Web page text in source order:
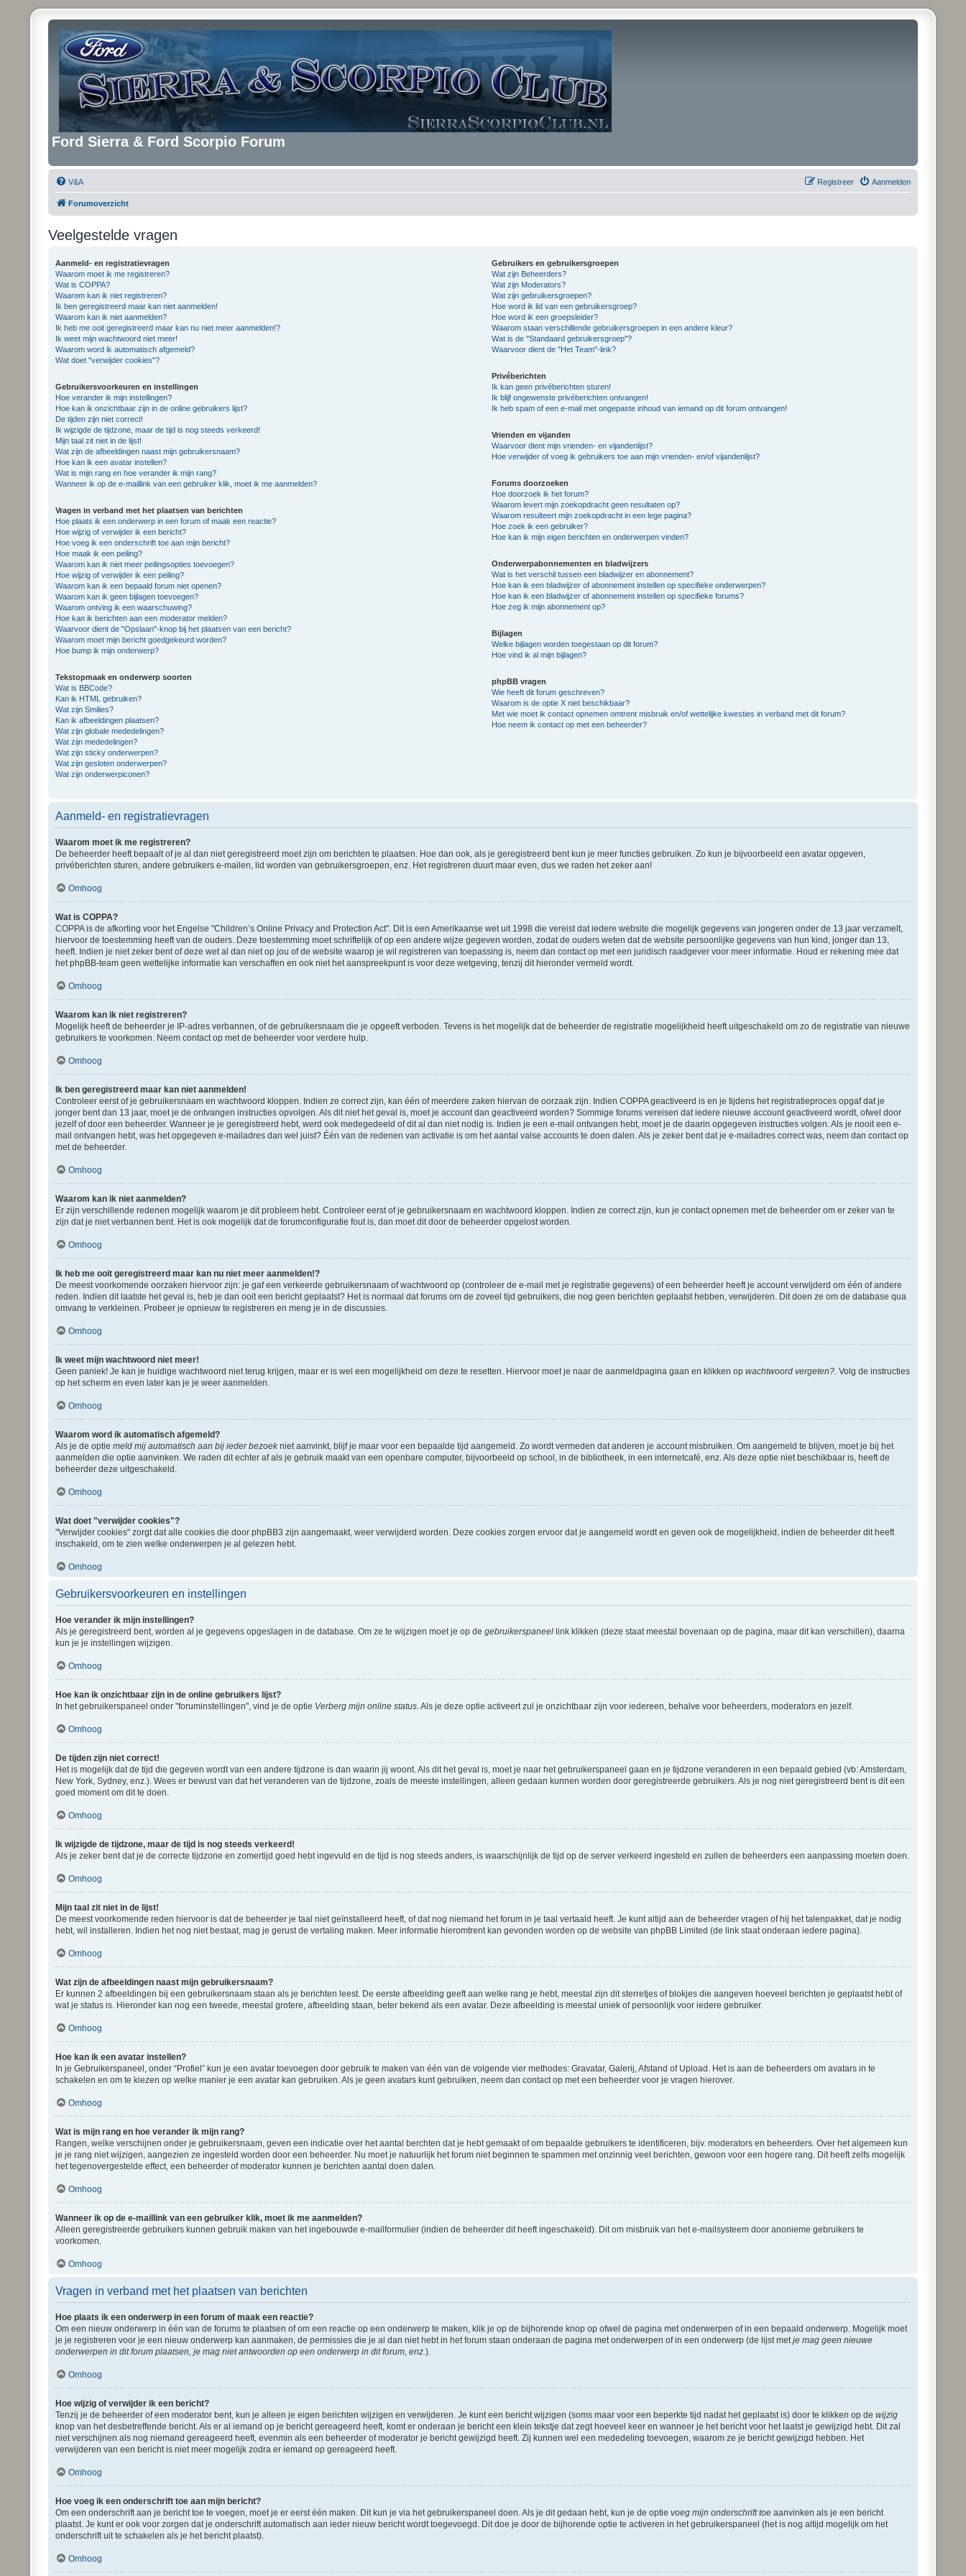
Ford Sierra & Ford Scorpio Forum
V&A Aanmelden
Registreer
Forumoverzicht
Veelgestelde vragen
Aanmeld- en registratievragen
Waarom moet ik me registreren?
Wat is COPPA?
Waarom kan ik niet registreren?
Ik ben geregistreerd maar kan niet aanmelden!
Waarom kan ik niet aanmelden?
Ik heb me ooit geregistreerd maar kan nu niet meer aanmelden!?
Ik weet mijn wachtwoord niet meer!
Waarom word ik automatisch afgemeld?
Wat doet "verwijder cookies"?
Gebruikersvoorkeuren en instellingen
Hoe verander ik mijn instellingen?
Hoe kan ik onzichtbaar zijn in de online gebruikers lijst?
De tijden zijn niet correct!
Ik wijzigde de tijdzone, maar de tijd is nog steeds verkeerd!
Mijn taal zit niet in de lijst!
Wat zijn de afbeeldingen naast mijn gebruikersnaam?
Hoe kan ik een avatar instellen?
Wat is mijn rang en hoe verander ik mijn rang?
Wanneer ik op de e-maillink van een gebruiker klik, moet ik me aanmelden?
Vragen in verband met het plaatsen van berichten
Hoe plaats ik een onderwerp in een forum of maak een reactie?
Hoe wijzig of verwijder ik een bericht?
Hoe voeg ik een onderschrift toe aan mijn bericht?
Hoe maak ik een peiling?
Waarom kan ik niet meer peilingsopties toevoegen?
Hoe wijzig of verwijder ik een peiling?
Waarom kan ik een bepaald forum niet openen?
Waarom kan ik geen bijlagen toevoegen?
Waarom ontving ik een waarschuwing?
Hoe kan ik berichten aan een moderator melden?
Waarvoor dient de "Opslaan"-knop bij het plaatsen van een bericht?
Waarom moet mijn bericht goedgekeurd worden?
Hoe bump ik mijn onderwerp?
Tekstopmaak en onderwerp soorten
Wat is BBCode?
Kan ik HTML gebruiken?
Wat zijn Smilies?
Kan ik afbeeldingen plaatsen?
Wat zijn globale mededelingen?
Wat zijn mededelingen?
Wat zijn sticky onderwerpen?
Wat zijn gesloten onderwerpen?
Wat zijn onderwerpiconen?
Gebruikers en gebruikersgroepen
Wat zijn Beheerders?
Wat zijn Moderators?
Wat zijn gebruikersgroepen?
Hoe word ik lid van een gebruikersgroep?
Hoe word ik een groepsleider?
Waarom staan verschillende gebruikersgroepen in een andere kleur?
Wat is de "Standaard gebruikersgroep"?
Waarvoor dient de "Het Team"-link?
Privéberichten
Ik kan geen privéberichten sturen!
Ik blijf ongewenste privéberichten ontvangen!
Ik heb spam of een e-mail met ongepaste inhoud van iemand op dit forum ontvangen!
Vrienden en vijanden
Waarvoor dient mijn vrienden- en vijandenlijst?
Hoe verwijder of voeg ik gebruikers toe aan mijn vrienden- en/of vijandenlijst?
Forums doorzoeken
Hoe doorzoek ik het forum?
Waarom levert mijn zoekopdracht geen resultaten op?
Waarom resulteert mijn zoekopdracht in een lege pagina?
Hoe zoek ik een gebruiker?
Hoe kan ik mijn eigen berichten en onderwerpen vinden?
Onderwerpabonnementen en bladwijzers
Wat is het verschil tussen een bladwijzer en abonnement?
Hoe kan ik een bladwijzer of abonnement instellen op specifieke onderwerpen?
Hoe kan ik een bladwijzer of abonnement instellen op specifieke forums?
Hoe zeg ik mijn abonnement op?
Bijlagen
Welke bijlagen worden toegestaan op dit forum?
Hoe vind ik al mijn bijlagen?
phpBB vragen
Wie heeft dit forum geschreven?
Waarom is de optie X niet beschikbaar?
Met wie moet ik contact opnemen omtrent misbruik en/of wettelijke kwesties in verband met dit forum?
Hoe neem ik contact op met een beheerder?
Aanmeld- en registratievragen
Waarom moet ik me registreren?
De beheerder heeft bepaalt of je al dan niet geregistreerd moet zijn om berichten te plaatsen. Hoe dan ook, als je geregistreerd bent kun je meer functies gebruiken. Zo kun je bijvoorbeeld een avatar opgeven,
privéberichten sturen, andere gebruikers e-mailen, lid worden van gebruikersgroepen, enz. Het registreren duurt maar even, dus we raden het zeker aan!
Omhoog
Wat is COPPA?
COPPA is de afkorting voor het Engelse "Children’s Online Privacy and Protection Act". Dit is een Amerikaanse wet uit 1998 die vereist dat iedere website die mogelijk gegevens van jongeren onder de 13 jaar verzamelt,
hiervoor de toestemming heeft van de ouders. Deze toestemming moet schriftelijk of op een andere wijze gegeven worden, zodat de ouders weten dat de website persoonlijke gegevens van hun kind, jonger dan 13,
heeft. Indien je niet zeker bent of deze wet al dan niet op jou of de website waarop je wil registreren van toepassing is, neem dan contact op met een juridisch raadgever voor meer informatie. Houd er rekening mee dat
het phpBB-team geen wettelijke informatie kan verschaffen en ook niet het aanspreekpunt is voor deze wetgeving, tenzij dit hieronder vermeld wordt.
Omhoog
Waarom kan ik niet registreren?
Mogelijk heeft de beheerder je IP-adres verbannen, of de gebruikersnaam die je opgeeft verboden. Tevens is het mogelijk dat de beheerder de registratie mogelijkheid heeft uitgeschakeld om zo de registratie van nieuwe
gebruikers te voorkomen. Neem contact op met de beheerder voor verdere hulp.
Omhoog
Ik ben geregistreerd maar kan niet aanmelden!
Controleer eerst of je gebruikersnaam en wachtwoord kloppen. Indien ze correct zijn, kan één of meerdere zaken hiervan de oorzaak zijn. Indien COPPA geactiveerd is en je tijdens het registratieproces opgaf dat je
jonger bent dan 13 jaar, moet je de ontvangen instructies opvolgen. Als dit niet het geval is, moet je account dan geactiveerd worden? Sommige forums vereisen dat iedere nieuwe account geactiveerd wordt, ofwel door
jezelf of door een beheerder. Wanneer je je geregistreerd hebt, werd ook medegedeeld of dit al dan niet nodig is. Indien je een e-mail ontvangen hebt, moet je de daarin opgegeven instructies volgen. Als je nooit een e-
mail ontvangen hebt, was het opgegeven e-mailadres dan wel juist? Één van de redenen van activatie is om het aantal valse accounts te doen dalen. Als je zeker bent dat je e-mailadres correct was, neem dan contact op
met de beheerder.
Omhoog
Waarom kan ik niet aanmelden?
Er zijn verschillende redenen mogelijk waarom je dit probleem hebt. Controleer eerst of je gebruikersnaam en wachtwoord kloppen. Indien ze correct zijn, kun je contact opnemen met de beheerder om er zeker van te
zijn dat je niet verbannen bent. Het is ook mogelijk dat de forumconfiguratie fout is, dan moet dit door de beheerder opgelost worden.
Omhoog
Ik heb me ooit geregistreerd maar kan nu niet meer aanmelden!?
De meest voorkomende oorzaken hiervoor zijn: je gaf een verkeerde gebruikersnaam of wachtwoord op (controleer de e-mail met je registratie gegevens) of een beheerder heeft je account verwijderd om één of andere
reden. Indien dit laatste het geval is, heb je dan ooit een bericht geplaatst? Het is normaal dat forums om de zoveel tijd gebruikers, die nog geen berichten geplaatst hebben, verwijderen. Dit doen ze om de database qua
omvang te verkleinen. Probeer je opnieuw te registreren en meng je in de discussies.
Omhoog
Ik weet mijn wachtwoord niet meer!
Geen paniek! Je kan je huidige wachtwoord niet terug krijgen, maar er is wel een mogelijkheid om deze te resetten. Hiervoor moet je naar de aanmeldpagina gaan en klikken opwachtwoord vergeten? . Volg de instructies
op het scherm en even later kan je je weer aanmelden.
Omhoog
Waarom word ik automatisch afgemeld?
Als je de optiemeld mij automatisch aan bij ieder bezoekniet aanvinkt, blijf je maar voor een bepaalde tijd aangemeld. Zo wordt vermeden dat anderen je account misbruiken. Om aangemeld te blijven, moet je bij het
aanmelden die optie aanvinken. We raden dit echter af als je gebruik maakt van een openbare computer, bijvoorbeeld op school, in de bibliotheek, in een internetcafé, enz. Als deze optie niet beschikbaar is, heeft de
beheerder deze uitgeschakeld.
Omhoog
Wat doet "verwijder cookies"?
"Verwijder cookies" zorgt dat alle cookies die door phpBB3 zijn aangemaakt, weer verwijderd worden. Deze cookies zorgen ervoor dat je aangemeld wordt en geven ook de mogelijkheid, indien de beheerder dit heeft
inschakeld, om te zien welke onderwerpen je al gelezen hebt.
Omhoog
Gebruikersvoorkeuren en instellingen
Hoe verander ik mijn instellingen?
Als je geregistreerd bent, worden al je gegevens opgeslagen in de database. Om ze te wijzigen moet je op degebruikerspaneel link klikken (deze staat meestal bovenaan op de pagina, maar dit kan verschillen), daarna
kun je je instellingen wijzigen.
Omhoog
Hoe kan ik onzichtbaar zijn in de online gebruikers lijst?
In het gebruikerspaneel onder "foruminstellingen", vind je de optie Verberg mijn online status . Als je deze optie activeert zul je onzichtbaar zijn voor iedereen, behalve voor beheerders, moderators en jezelf.
Omhoog
De tijden zijn niet correct!
Het is mogelijk dat de tijd die gegeven wordt van een andere tijdzone is dan waarin jij woont. Als dit het geval is, moet je naar het gebruikerspaneel gaan en je tijdzone veranderen in een bepaald gebied (vb: Amsterdam,
New York, Sydney, enz.). Wees er bewust van dat het veranderen van de tijdzone, zoals de meeste instellingen, alleen gedaan kunnen worden door geregistreerde gebruikers. Als je nog niet geregistreerd bent is dit een
goed moment om dit te doen.
Omhoog
Ik wijzigde de tijdzone, maar de tijd is nog steeds verkeerd!
Als je zeker bent dat je de correcte tijdzone en zomertijd goed hebt ingevuld en de tijd is nog steeds anders, is waarschijnlijk de tijd op de server verkeerd ingesteld en zullen de beheerders een aanpassing moeten doen.
Omhoog
Mijn taal zit niet in de lijst!
De meest voorkomende reden hiervoor is dat de beheerder je taal niet geïnstalleerd heeft, of dat nog niemand het forum in je taal vertaald heeft. Je kunt altijd aan de beheerder vragen of hij het talenpakket, dat je nodig
hebt, wil installeren. Indien het nog niet bestaat, mag je gerust de vertaling maken. Meer informatie hieromtrent kan gevonden worden op de website van phpBB Limited (de link staat onderaan iedere pagina).
Omhoog
Wat zijn de afbeeldingen naast mijn gebruikersnaam?
Er kunnen 2 afbeeldingen bij een gebruikersnaam staan als je berichten leest. De eerste afbeelding geeft aan welke rang je hebt, meestal zijn dit sterretjes of blokjes die aangeven hoeveel berichten je geplaatst hebt of
wat je status is. Hieronder kan nog een tweede, meestal grotere, afbeelding staan, beter bekend als een avatar. Deze afbeelding is meestal uniek of persoonlijk voor iedere gebruiker.
Omhoog
Hoe kan ik een avatar instellen?
In je Gebruikerspaneel, onder “Profiel” kun je een avatar toevoegen door gebruik te maken van één van de volgende vier methodes: Gravatar, Galerij, Afstand of Upload. Het is aan de beheerders om avatars in te
schakelen en om te kiezen op welke manier je een avatar kan gebruiken. Als je geen avatars kunt gebruiken, neem dan contact op met een beheerder voor je vragen hierover.
Omhoog
Wat is mijn rang en hoe verander ik mijn rang?
Rangen, welke verschijnen onder je gebruikersnaam, geven een indicatie over het aantal berchten dat je hebt gemaakt of om bepaalde gebruikers te identificeren, bijv. moderators en beheerders. Over het algemeen kun
je je rang niet wijzigen, aangezien ze ingesteld worden door een beheerder. Nu moet je natuurlijk het forum niet beginnen te spammen met onzinnig veel berichten, gewoon voor een hogere rang. Dit heeft zelfs mogelijk
het tegenovergestelde effect, een beheerder of moderator kunnen je berichten aantal doen dalen.
Omhoog
Wanneer ik op de e-maillink van een gebruiker klik, moet ik me aanmelden?
Alleen geregistreerde gebruikers kunnen gebruik maken van het ingebouwde e-mailformulier (indien de beheerder dit heeft ingeschakeld). Dit om misbruik van het e-mailsysteem door anonieme gebruikers te
voorkomen.
Omhoog
Vragen in verband met het plaatsen van berichten
Hoe plaats ik een onderwerp in een forum of maak een reactie?
Om een nieuw onderwerp in één van de forums te plaatsen of om een reactie op een onderwerp te maken, klik je op de bijhorende knop op ofwel de pagina met onderwerpen of in een bepaald onderwerp. Mogelijk moet
je je registreren voor je een nieuw onderwerp kan aanmaken, de permissies die je al dan niet hebt in het forum staan onderaan de pagina met onderwerpen of in een onderwerp (de lijst metje mag geen nieuwe
onderwerpen in dit forum plaatsen, je mag niet antwoorden op een onderwerp in dit forum, enz.).
Omhoog
Hoe wijzig of verwijder ik een bericht?
Tenzij je de beheerder of een moderator bent, kun je alleen je eigen berichten wijzigen en verwijderen. Je kunt een bericht wijzigen (soms maar voor een beperkte tijd nadat het geplaatst is) door te klikken op dewijzig
knop van het desbetreffende bericht. Als er al iemand op je bericht gereageerd heeft, komt er onderaan je bericht een klein tekstje dat zegt hoeveel keer en wanneer je het bericht voor het laatst je gewijzigd hebt. Dit zal
niet verschijnen als nog niemand gereageerd heeft, evenmin als een beheerder of moderator je bericht gewijzigd heeft. Zij kunnen wel een mededeling toevoegen, waarom ze je bericht gewijzigd hebben. Het
verwijderen van een bericht is niet meer mogelijk zodra er iemand op gereageerd heeft.
Omhoog
Hoe voeg ik een onderschrift toe aan mijn bericht?
Om een onderschrift aan je bericht toe te voegen, moet je er eerst één maken. Dit kun je via het gebruikerspaneel doen. Als je dit gedaan hebt, kun je de optievoeg mijn onderschrift toe aanvinken als je een bericht
plaatst. Je kunt er ook voor zorgen dat je onderschrift automatisch aan ieder nieuw bericht wordt toegevoegd. Dit doe je door de bijhorende optie te activeren in het gebruikerspaneel (het is nog altijd mogelijk om het
onderschrift uit te schakelen als je het bericht plaatst).
Omhoog